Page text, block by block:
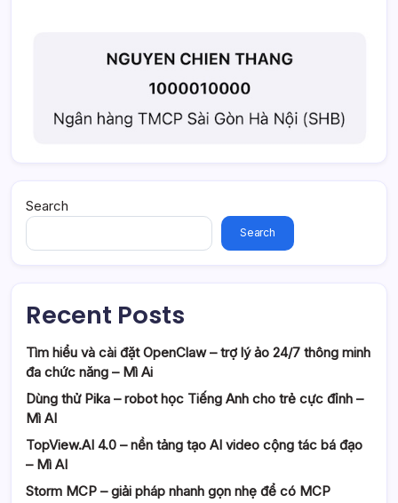
Search
Search
Recent Posts
Tìm hiểu và cài đặt OpenClaw – trợ lý ảo 24/7 thông minh
đa chức năng – Mì Ai
Dùng thử Pika – robot học Tiếng Anh cho trẻ cực đỉnh –
Mì AI
TopView.AI 4.0 – nền tảng tạo AI video cộng tác bá đạo
– Mì AI
Storm MCP – giải pháp nhanh gọn nhẹ để có MCP